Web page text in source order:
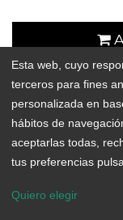
En existencias
Huevos
(Llano del Moro).
Esta web, cuyo
terceros para fines
personalizada en
hábitos de
aceptarlas todas,
tus preferencias
Quiero elegir